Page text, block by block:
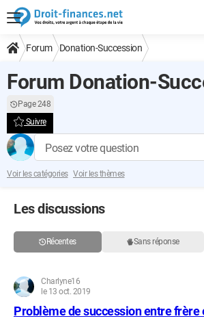
Forum Donation-Succession
Forum Donation-
Page 248
Suivre
Posez votre question
Voir les catégories Voir les thèmes
Les discussions
Récentes Sans réponse
Charlyne16
le 13 oct. 2019
Problème de succession entre frère